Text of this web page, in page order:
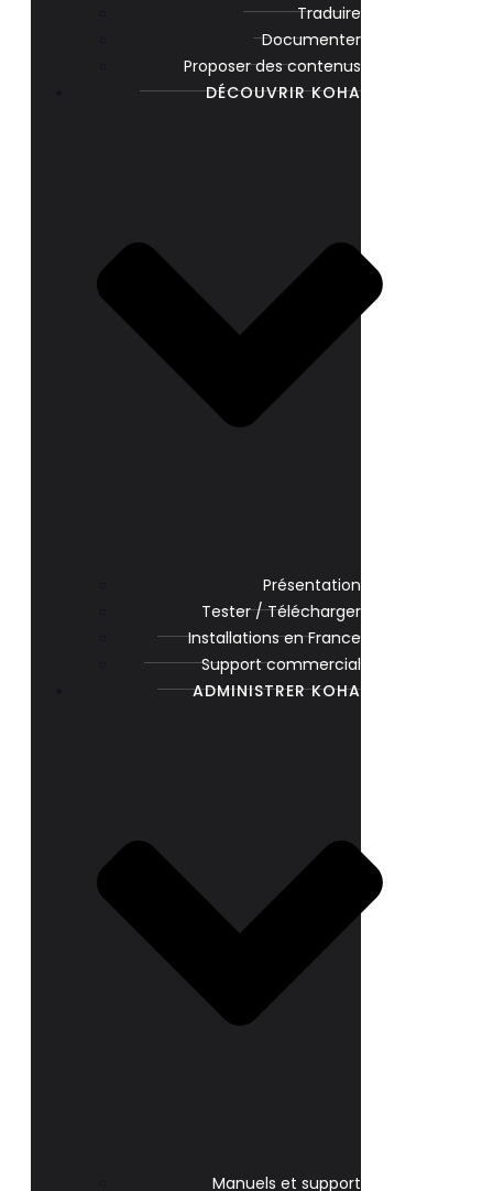
Traduire
Documenter
Proposer des contenus
DÉCOUVRIR KOHA
Présentation
Tester / Télécharger
Installations en France
Support commercial
ADMINISTRER KOHA
Manuels et support